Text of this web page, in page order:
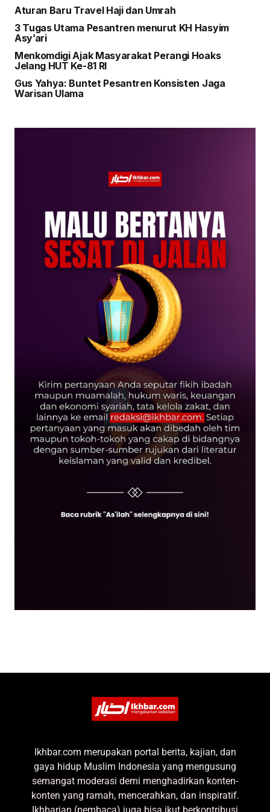
Aturan Baru Travel Haji dan Umrah
3 Tugas Utama Pesantren menurut KH Hasyim
Asy’ari
Menkomdigi Ajak Masyarakat Perangi Hoaks
Jelang HUT Ke-81 RI
Gus Yahya: Buntet Pesantren Konsisten Jaga
Warisan Ulama
Ikhbar.com merupakan portal berita, kajian, dan
gaya hidup Muslim Indonesia yang mengusung
semangat moderasi demi menghadirkan konten-
konten yang ramah, mencerahkan, dan inspiratif.